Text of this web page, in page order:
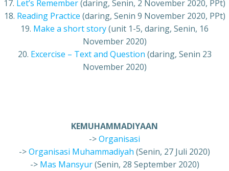
17. Let’s Remember(daring, Senin, 2 November 2020, PPt)
18. Reading Practice (daring, Senin 9 November 2020, PPt)
19. Make a short story(unit 1-5, daring, Senin, 16
November 2020)
20. Excercise – Text and Question (daring, Senin 23
November 2020)
KEMUHAMMADIYAAN
->Organisasi
->Organisasi Muhammadiyah (Senin, 27 Juli 2020)
-> Mas Mansyur(Senin, 28 September 2020)